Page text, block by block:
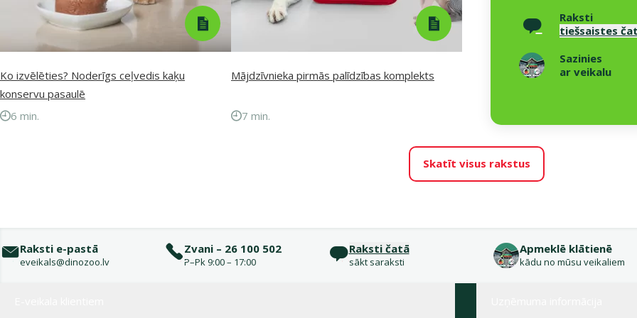
Raksti
tiešsaistes
Sazinies
ar veikalu
Ko izvēlēties? Noderīgs ceļvedis kaķu
konservu pasaulē
6 min.
Mājdzīvnieka pirmās palīdzības komplekts
7 min.
Skatīt visus rakstus
Raksti e-pastā
eveikals@dinozoo.lv
Zvani – 26 100 502
P–Pk 9:00 – 17:00
Raksti čatā
sākt saraksti
Apmeklē klātienē
kādu no mūsu veikaliem